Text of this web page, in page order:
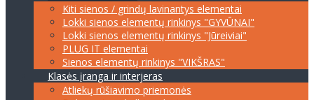
Kiti sienos / grindų lavinantys elementai
Lokki sienos elementų rinkinys "GYVŪNAI"
Lokki sienos elementų rinkinys "Jūreiviai"
PLUG IT elementai
Sienos elementų rinkinys "VIKŠRAS"
Klasės įranga ir interjeras
Atliekų rūšiavimo priemonės